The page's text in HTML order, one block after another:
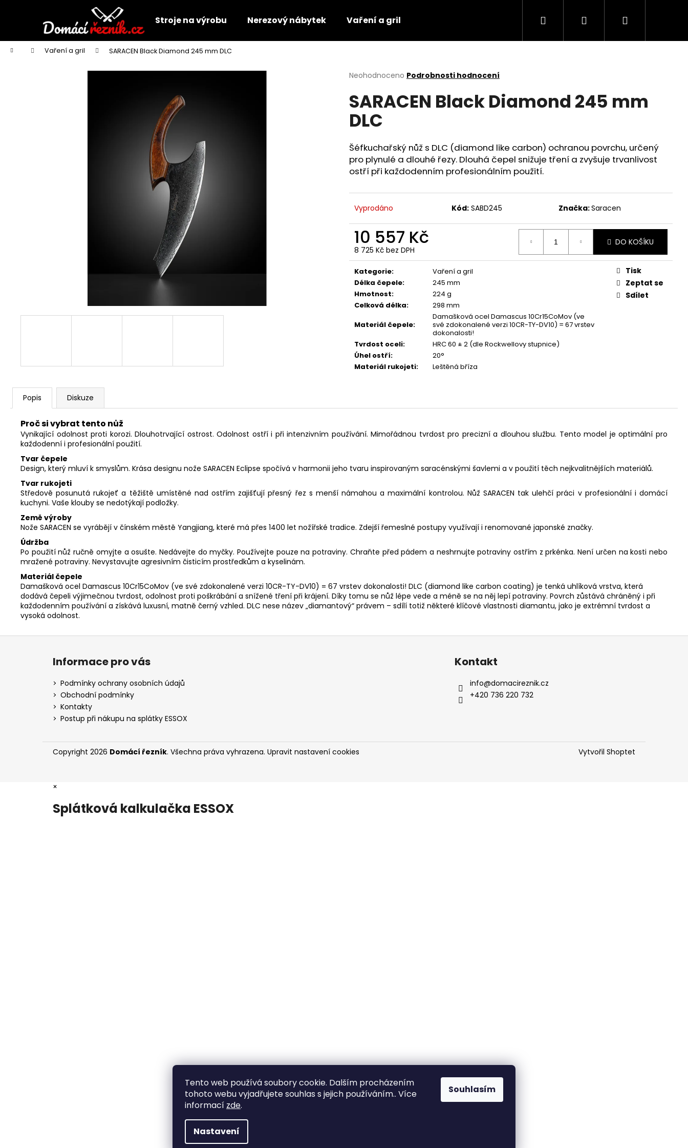
Tento web používá soubory cookie. Dalším procházením
tohoto webu vyjadřujete souhlas s jejich používáním.. Více
informací zde.
Nastavení
Souhlasím
Stroje na výrobu Nerezový nábytek Vaření a gril Hledat PřihlášeníNákupní
Domů Vaření a gril SARACEN Black Diamond 245 mm DLC
Průměrné
produktu
je
0,0
hvězdiček.
Neohodnoceno Podrobnosti hodnocení
SARACEN Black Diamond 245 mm
DLC
Šéfkuchařský nůž s DLC (diamond like carbon) ochranou povrchu, určený
pro plynulé a dlouhé řezy. Dlouhá čepel snižuje tření a zvyšuje trvanlivost
ostří při každodenním profesionálním použití.
Vyprodáno Kód: SABD245 Značka:Saracen
10 557 Kč
8 725 Kč bez DPH
Měrná
cena:
DO KOŠÍKU
Kategorie:
Vaření a gril
Délka čepele:
245 mm
Hmotnost:
224 g
Celková délka:
298 mm
Materiál čepele:
Damašková ocel Damascus 10Cr15CoMov (ve
své zdokonalené verzi 10CR-TY-DV10) = 67 vrstev
dokonalosti!
Tvrdost oceli:
HRC 60 ± 2 (dle Rockwellovy stupnice)
Úhel ostří:
20°
Materiál rukojeti: Leštěná bříza
Tisk
Zeptat se
Sdílet
Popis Diskuze
Proč si vybrat tento nůž
Vynikající odolnost proti korozi. Dlouhotrvající ostrost. Odolnost ostří i při intenzivním používání. Mimořádnou tvrdost pro precizní a dlouhou službu. Tento model je optimální pro
každodenní i profesionální použití.
Tvar čepele
Design, který mluví k smyslům. Krása designu nože SARACEN Eclipse spočívá v harmonii jeho tvaru inspirovaným saracénskými šavlemi a v použití těch nejkvalitnějších materiálů.
Tvar rukojeti
Středově posunutá rukojeť a těžiště umístěné nad ostřím zajišťují přesný řez s menší námahou a maximální kontrolou. Nůž SARACEN tak ulehčí práci v profesionální i domácí
kuchyni. Vaše klouby se nedotýkají podložky.
Země výroby
Nože SARACEN se vyrábějí v čínském městě Yangjiang, které má přes 1400 let nožířské tradice. Zdejší řemeslné postupy využívají i renomované japonské značky.
Údržba
Po použití nůž ručně omyjte a osušte. Nedávejte do myčky. Používejte pouze na potraviny. Chraňte před pádem a neshrnujte potraviny ostřím z prkénka. Není určen na kosti nebo
mražené potraviny. Nevystavujte agresivním čisticím prostředkům a kyselinám.
Materiál čepele
Damašková ocel Damascus 10Cr15CoMov (ve své zdokonalené verzi 10CR-TY-DV10) = 67 vrstev dokonalosti! DLC (diamond like carbon coating) je tenká uhlíková vrstva, která
dodává čepeli výjimečnou tvrdost, odolnost proti poškrábání a snížené tření při krájení. Díky tomu se nůž lépe vede a méně se na něj lepí potraviny. Povrch zůstává chráněný i při
každodenním používání a získává luxusní, matně černý vzhled. DLC nese název „diamantový“ právem – sdílí totiž některé klíčové vlastnosti diamantu, jako je extrémní tvrdost a
vysoká odolnost.
í
Zpět
do
obchodu
Zpět
do
obchodu
HLEDAT
Z
Informace pro vás
Podmínky ochrany osobních údajů
Obchodní podmínky
Kontakty
Postup při nákupu na splátky ESSOX
Kontakt
info@domacireznik.cz
+420 736 220 732
Vytvořil Shoptet
Copyright 2026 Domácí řezník. Všechna práva vyhrazena. Upravit nastavení cookies
×
Splátková kalkulačka ESSOX